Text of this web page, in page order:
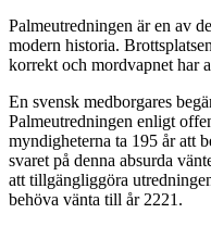
Palmeutredningen är en av
modern historia.
korrekt och mordvapnet har
En svensk medborgares
Palmeutredningen enligt
myndigheterna ta 195 år att
svaret på denna absurda
att tillgängliggöra
behöva vänta till år 2221.